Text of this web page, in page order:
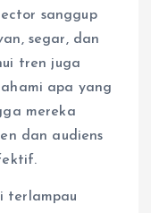
sanggup
segar, dan
tren juga
apa yang
mereka
dan audiens
terlampau